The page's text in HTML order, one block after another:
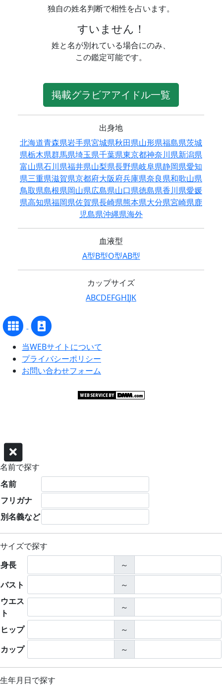
独自の姓名判断で相性を占います。
すいません！
姓と名が別れている場合にのみ、
この鑑定可能です。
掲載グラビアアイドル一覧
出身地
北海道青森県岩手県宮城県秋田県山形県福島県茨城
県栃木県群馬県埼玉県千葉県東京都神奈川県新潟県
富山県石川県福井県山梨県長野県岐阜県静岡県愛知
県三重県滋賀県京都府大阪府兵庫県奈良県和歌山県
鳥取県島根県岡山県広島県山口県徳島県香川県愛媛
県高知県福岡県佐賀県長崎県熊本県大分県宮崎県鹿
児島県沖縄県海外
血液型
A型B型O型AB型
カップサイズ
ABCDEFGHIJK
当WEBサイトについて
プライバシーポリシー
お問い合わせフォーム
名前で探す
名前
フリガナ
別名義など
サイズで探す
身長
～
バスト
～
ウエス
ト
～
ヒップ
～
カップ
～
生年月日で探す